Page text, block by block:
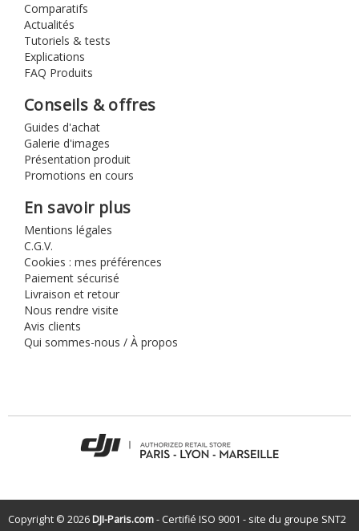
Comparatifs
Actualités
Tutoriels & tests
Explications
FAQ Produits
Conseils & offres
Guides d'achat
Galerie d'images
Présentation produit
Promotions en cours
En savoir plus
Mentions légales
C.G.V.
Cookies : mes préférences
Paiement sécurisé
Livraison et retour
Nous rendre visite
Avis clients
Qui sommes-nous / À propos
Copyright © 2026DJI-Paris.com- Certifié ISO 9001 - site du groupe SNT2